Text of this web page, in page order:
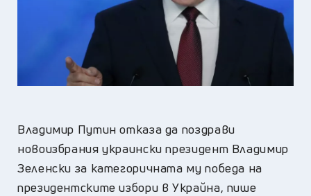
Владимир Путин отказа да поздрави
новоизбрания украински президент Владимир
Зеленски за категоричната му победа на
президентските избори в Украйна, пише